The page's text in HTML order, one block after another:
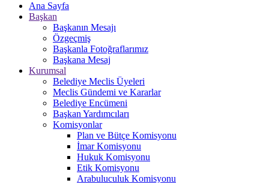
Ana Sayfa
Başkan
Başkanın Mesajı
Özgeçmiş
Başkanla Fotoğraflarımız
Başkana Mesaj
Kurumsal
Belediye Meclis Üyeleri
Meclis Gündemi ve Kararlar
Belediye Encümeni
Başkan Yardımcıları
Komisyonlar
Plan ve Bütçe Komisyonu
İmar Komisyonu
Hukuk Komisyonu
Etik Komisyonu
Arabuluculuk Komisyonu